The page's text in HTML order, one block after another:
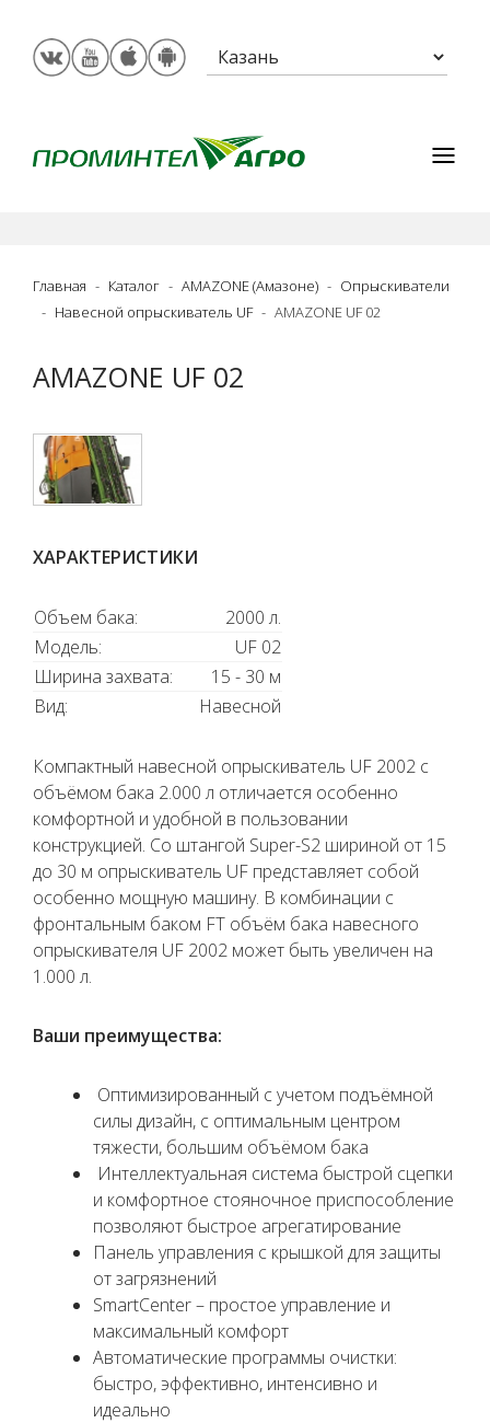
Главная Каталог AMAZONE (Амазоне)
Опрыскиватели
Навесной опрыскиватель UF
AMAZONE UF 02
AMAZONE UF 02
ХАРАКТЕРИСТИКИ
Объем бака:
2000 л.
Модель:
UF 02
Ширина захвата:
15 - 30 м
Вид:
Навесной
Компактный навесной опрыскиватель UF 2002 с
объёмом бака 2.000 л отличается особенно
комфортной и удобной в пользовании
конструкцией. Со штангой Super-S2 шириной от 15
до 30 м опрыскиватель UF представляет собой
особенно мощную машину. В комбинации с
фронтальным баком FT объём бака навесного
опрыскивателя UF 2002 может быть увеличен на
1.000 л.
Ваши преимущества:
Оптимизированный с учетом подъёмной
силы дизайн, с оптимальным центром
тяжести, большим объёмом бака
Интеллектуальная система быстрой сцепки
и комфортное стояночное приспособление
позволяют быстрое агрегатирование
Панель управления с крышкой для защиты
от загрязнений
SmartCenter – простое управление и
максимальный комфорт
Автоматические программы очистки:
быстро, эффективно, интенсивно и
идеально